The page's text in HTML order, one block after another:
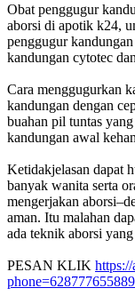
Obat penggugur
aborsi di apotik k24,
penggugur
kandungan cytotec
Cara menggugurkan
kandungan dengan
buahan pil tuntas
kandungan awal
Ketidakjelasan dapat
banyak wanita serta
mengerjakan
aman. Itu malahan
ada teknik aborsi yang
PESAN KLIK